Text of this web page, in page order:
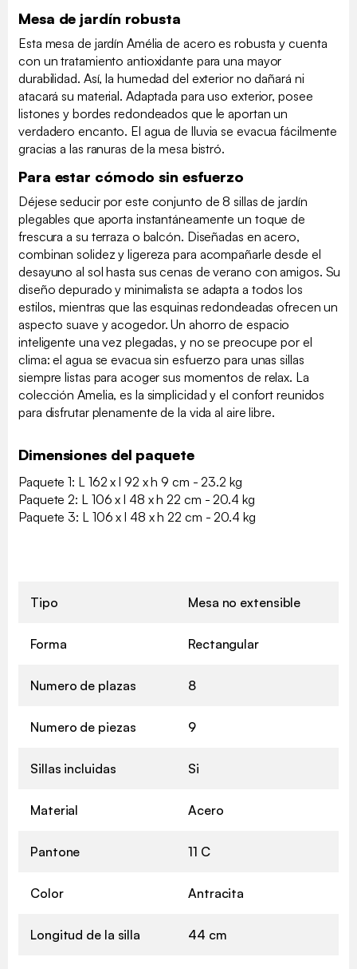
Mesa de jardín robusta
Esta mesa de jardín Amélia de acero es robusta y cuenta
con un tratamiento antioxidante para una mayor
durabilidad. Así, la humedad del exterior no dañará ni
atacará su material. Adaptada para uso exterior, posee
listones y bordes redondeados que le aportan un
verdadero encanto. El agua de lluvia se evacua fácilmente
gracias a las ranuras de la mesa bistró.
Para estar cómodo sin esfuerzo
Déjese seducir por este conjunto de 8 sillas de jardín
plegables que aporta instantáneamente un toque de
frescura a su terraza o balcón. Diseñadas en acero,
combinan solidez y ligereza para acompañarle desde el
desayuno al sol hasta sus cenas de verano con amigos. Su
diseño depurado y minimalista se adapta a todos los
estilos, mientras que las esquinas redondeadas ofrecen un
aspecto suave y acogedor. Un ahorro de espacio
inteligente una vez plegadas, y no se preocupe por el
clima: el agua se evacua sin esfuerzo para unas sillas
siempre listas para acoger sus momentos de relax. La
colección Amelia, es la simplicidad y el confort reunidos
para disfrutar plenamente de la vida al aire libre.
Dimensiones del paquete
Paquete 1: L 162 x l 92 x h 9 cm - 23.2 kg
Paquete 2: L 106 x l 48 x h 22 cm - 20.4 kg
Paquete 3: L 106 x l 48 x h 22 cm - 20.4 kg
Tipo Mesa no extensible
Forma Rectangular
Numero de plazas 8
Numero de piezas 9
Sillas incluidas Si
Material Acero
Pantone 11 C
Color Antracita
Longitud de la silla 44 cm